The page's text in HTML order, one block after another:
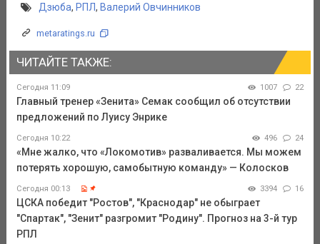
Дзюба, РПЛ, Валерий Овчинников
metaratings.ru
ЧИТАЙТЕ ТАКЖЕ:
Сегодня 11:09 1007 22
Главный тренер «Зенита» Семак сообщил об отсутствии
предложений по Луису Энрике
Сегодня 10:22 496 24
«Мне жалко, что «Локомотив» разваливается. Мы можем
потерять хорошую, самобытную команду» — Колосков
Сегодня 00:13 3394 16
ЦСКА победит "Ростов", "Краснодар" не обыграет
"Спартак", "Зенит" разгромит "Родину". Прогноз на 3-й тур
РПЛ